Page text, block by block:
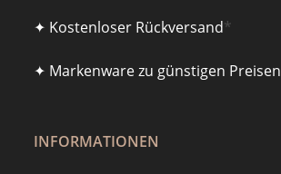
✦ Kostenloser Rückversand*
✦ Markenware zu günstigen Preisen
INFORMATIONEN